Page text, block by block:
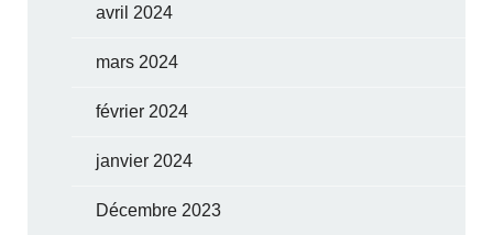
avril 2024
mars 2024
février 2024
janvier 2024
Décembre 2023